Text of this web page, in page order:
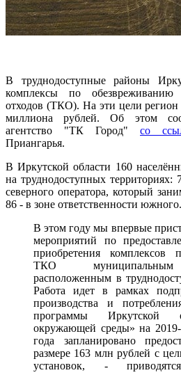
В труднодоступные районы
комплексы по обезвреживанию
отходов (ТКО). На эти цели регион
миллиона рублей. Об этом
агентство "ТК Город" со
Приангарья.
В Иркутской области 160
на труднодоступных территориях:
северного оператора, который
86 - в зоне ответственности южного.
В этом году мы впервые
мероприятий по
приобретения комплексов
ТКО муниципальным
расположенным в
Работа идет в рамках
производства и
программы Иркутской
окружающей среды» на
года запланировано
размере 163 млн рублей с
установок, -